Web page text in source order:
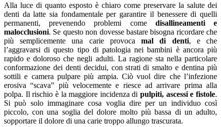
Alla luce di quanto esposto è chiaro come preservare la salute dei
denti da latte sia fondamentale per garantire il benessere di quelli
permanenti, prevenendo problemi come disallineamenti e
malocclusioni. Se questo non dovesse bastare bisogna ricordare che
più semplicemente una carie provoca mal di denti, e che
l’aggravarsi di questo tipo di patologia nei bambini è ancora più
rapido e doloroso che negli adulti. La ragione sta nella particolare
conformazione dei denti decidui, con strati di smalto e dentina più
sottili e camera pulpare più ampia. Ciò vuol dire che l’infezione
erosiva “scava” più velocemente e riesce ad arrivare prima alla
polpa. Il rischio è la maggiore incidenza dipulpiti, ascessi e fistole.
Si può solo immaginare cosa voglia dire per un individuo così
piccolo, con una soglia del dolore molto più bassa di un adulto,
sopportare il dolore di una carie troppo allungo trascurata.